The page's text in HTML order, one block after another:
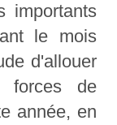
importants
le mois
d'allouer
forces de
année, en